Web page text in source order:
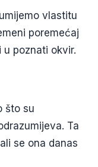
vlastitu
poremećaj
u poznati okvir.
što su
Ta
se ona danas